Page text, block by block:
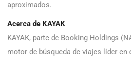
aproximados.
Acerca de KAYAK
KAYAK, parte de Booking Holdings
motor de búsqueda de viajes líder en